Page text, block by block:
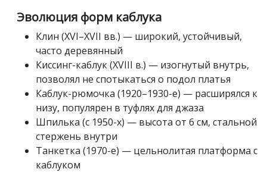
Эволюция форм каблука
Клин (XVI–XVII вв.) — широкий, устойчивый,
часто деревянный
Киссинг-каблук (XVIII в.) — изогнутый внутрь,
позволял не спотыкаться о подол платья
Каблук-рюмочка (1920–1930-е) — расширялся к
низу, популярен в туфлях для джаза
Шпилька (с 1950-х) — высота от 6 см, стальной
стержень внутри
Танкетка (1970-е) — цельнолитая платформа с
каблуком